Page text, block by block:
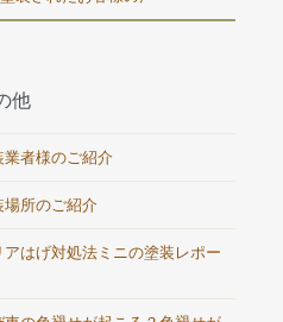
他
業者様のご紹介
場所のご紹介
アはげ対処法ミニの塗装レポー